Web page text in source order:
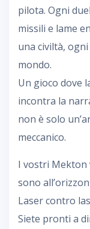
pilota. Ogni
missili e lame
una civiltà,
mondo.
Un gioco dove
incontra la
non è solo
meccanico.
I vostri Mekton
sono
Laser contro
Siete pronti a